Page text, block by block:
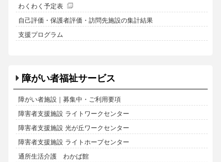
わくわく予定表
自己評価・保護者評価・訪問先施設の集計結果
支援プログラム
障がい者福祉サービス
障がい者施設｜募集中・ご利用要項
障害者支援施設 ライトワークセンター
障害者支援施設 光が丘ワークセンター
障害者支援施設 ライトホープセンター
通所生活介護 わかば館